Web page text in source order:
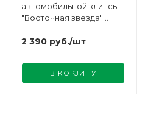
автомобильной клипсы
"Восточная звезда"
2 390 руб./шт
В КОРЗИНУ